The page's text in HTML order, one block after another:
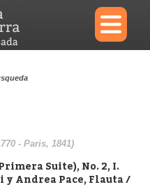
×
Diccionario
- Paris, 1841)
Suite), No. 2, I.
Andrea Pace, Flauta /